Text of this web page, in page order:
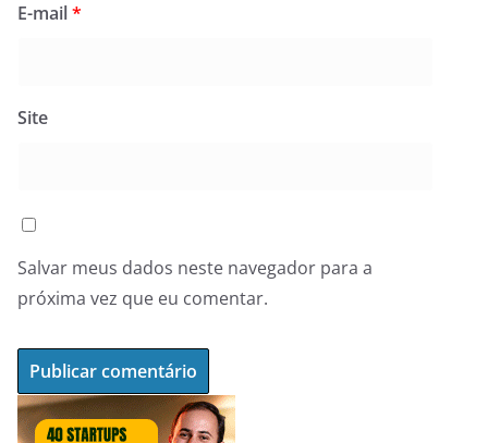
E-mail*
Site
Salvar meus dados neste navegador para a
próxima vez que eu comentar.